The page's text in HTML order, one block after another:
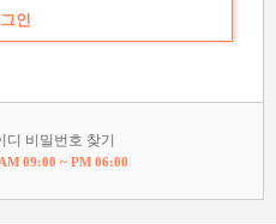
디 비밀번호 찾기
AM 09:00 ~ PM 06:00